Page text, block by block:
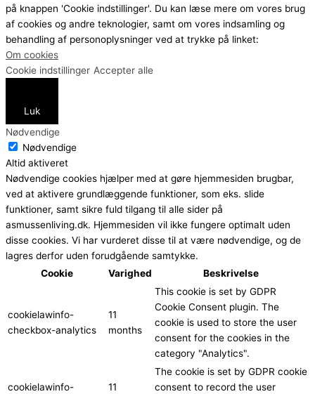
på knappen 'Cookie indstillinger'. Du kan læse mere om vores brug
af cookies og andre teknologier, samt om vores indsamling og
behandling af personoplysninger ved at trykke på linket:
Om cookies
Cookie indstillinger Accepter alle
Luk
Nødvendige
Nødvendige
Altid aktiveret
Nødvendige cookies hjælper med at gøre hjemmesiden brugbar,
ved at aktivere grundlæggende funktioner, som eks. slide
funktioner, samt sikre fuld tilgang til alle sider på
asmussenliving.dk. Hjemmesiden vil ikke fungere optimalt uden
disse cookies. Vi har vurderet disse til at være nødvendige, og de
lagres derfor uden forudgående samtykke.
Cookie
Varighed Beskrivelse
cookielawinfo-
checkbox-analytics
11
months
This cookie is set by GDPR
Cookie Consent plugin. The
cookie is used to store the user
consent for the cookies in the
category "Analytics".
cookielawinfo-
11
The cookie is set by GDPR cookie
consent to record the user